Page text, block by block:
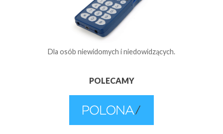
Dla osób niewidomych i niedowidzących.
POLECAMY